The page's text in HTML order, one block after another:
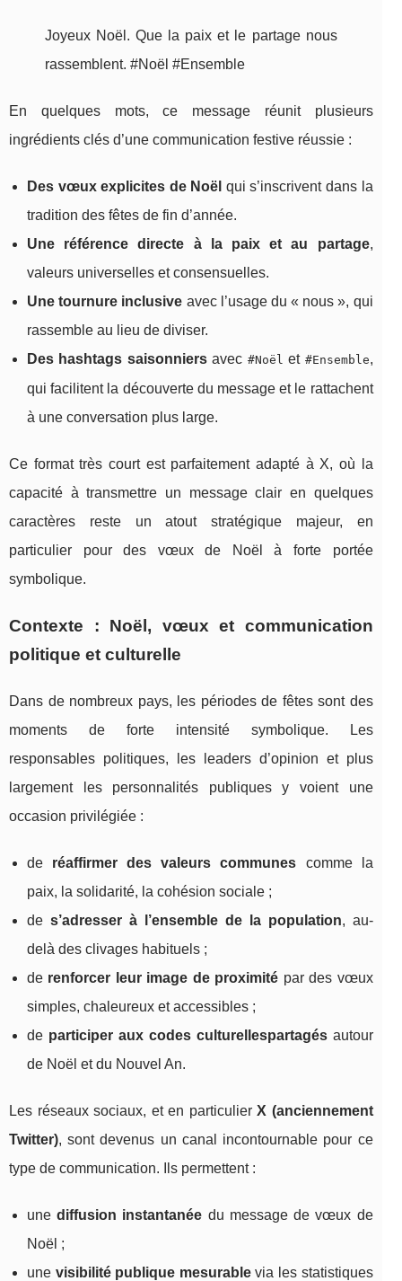
Joyeux Noël. Que la paix et le partage nous
rassemblent. #Noël #Ensemble
En quelques mots, ce message réunit plusieurs
ingrédients clés d’une communication festive réussie :
Des vœux explicites de Noël qui s’inscrivent dans la
tradition des fêtes de fin d’année.
Une référence directe à la paix et au partage,
valeurs universelles et consensuelles.
Une tournure inclusive avec l’usage du « nous », qui
rassemble au lieu de diviser.
Des hashtags saisonniersavec #Noël et #Ensemble,
qui facilitent la découverte du message et le rattachent
à une conversation plus large.
Ce format très court est parfaitement adapté à X, où la
capacité à transmettre un message clair en quelques
caractères reste un atout stratégique majeur, en
particulier pour des vœux de Noël à forte portée
symbolique.
Contexte : Noël, vœux et communication
politique et culturelle
Dans de nombreux pays, les périodes de fêtes sont des
moments de forte intensité symbolique. Les
responsables politiques, les leaders d’opinion et plus
largement les personnalités publiques y voient une
occasion privilégiée :
de réaffirmer des valeurs communes comme la
paix, la solidarité, la cohésion sociale ;
de s’adresser à l’ensemble de la population, au-
delà des clivages habituels ;
de renforcer leur image de proximité par des vœux
simples, chaleureux et accessibles ;
de participer aux codes culturellespartagésautour
de Noël et du Nouvel An.
Les réseaux sociaux, et en particulierX (anciennement
Twitter), sont devenus un canal incontournable pour ce
type de communication. Ils permettent :
unediffusion instantanée du message de vœux de
Noël ;
une visibilité publique mesurablevia les statistiques